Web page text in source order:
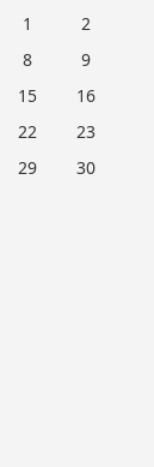
1
2
8
9
15
16
22
23
29
30